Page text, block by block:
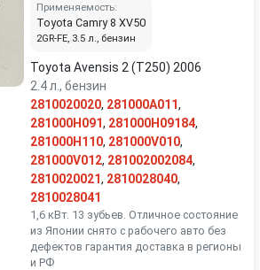
Применяемость:
Toyota Camry 8 XV50
2GR-FE, 3.5 л., бензин
Toyota Avensis 2 (T250) 2006
2.4 л., бензин
2810020020, 281000A011,
281000H091, 281000H09184,
281000H110, 281000V010,
281000V012, 281002002084,
2810020021, 2810028040,
2810028041
1,6 кВт. 13 зубьев. Отличное состояние
из Японии снято с рабочего авто без
дефектов гарантия доставка в регионы
и РФ